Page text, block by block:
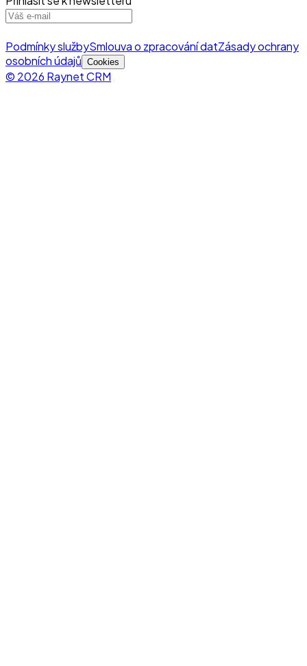
Podmínky službySmlouva o zpracování datZásady ochrany
osobních údajů Cookies
© 2026 Raynet CRM